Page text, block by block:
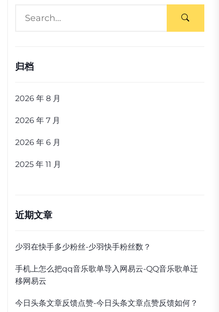
归档
2026 年 8 月
2026 年 7 月
2026 年 6 月
2025 年 11 月
近期文章
少羽在快手多少粉丝-少羽快手粉丝数？
手机上怎么把qq音乐歌单导入网易云-QQ音乐歌单迁
移网易云
今日头条文章反馈点赞-今日头条文章点赞反馈如何？